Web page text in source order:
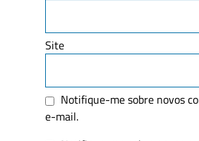
Site
Notifique-me sobre novos
e-mail.